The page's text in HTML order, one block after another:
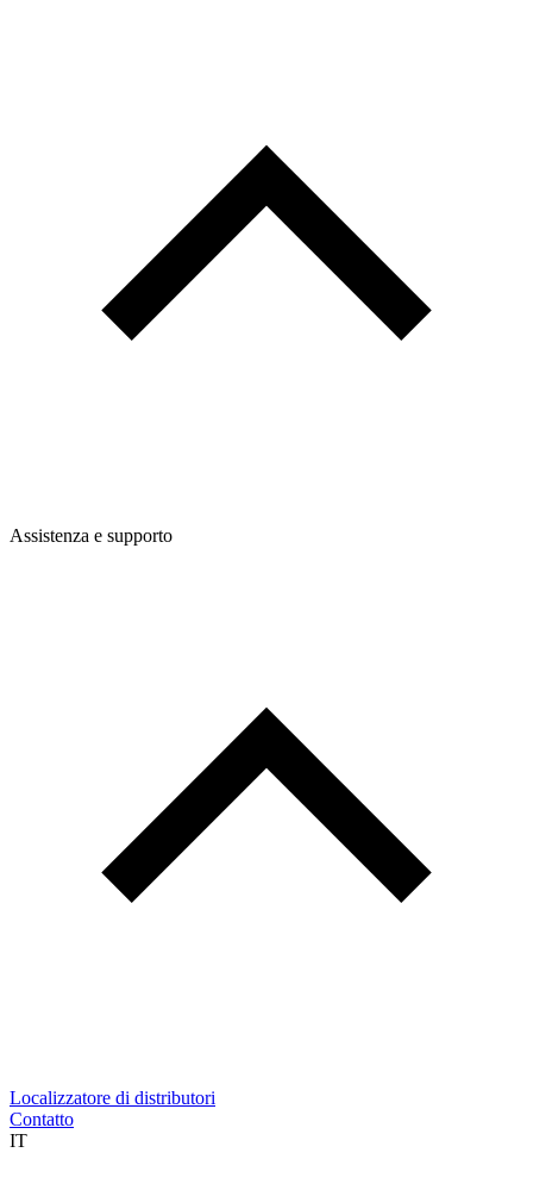
Assistenza e supporto
Localizzatore di distributori
Contatto
IT